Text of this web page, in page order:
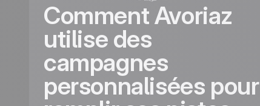
Comment Avoriaz
utilise des
campagnes
personnalisées pour